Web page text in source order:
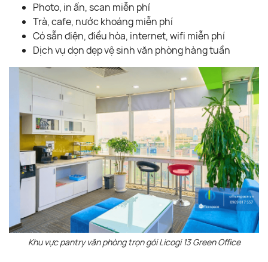
Photo, in ấn, scan miễn phí
Trà, cafe, nước khoáng miễn phí
Có sẵn điện, điều hòa, internet, wifi miễn phí
Dịch vụ dọn dẹp vệ sinh văn phòng hàng tuần
Khu vực pantry văn phòng trọn gói Licogi 13 Green Office